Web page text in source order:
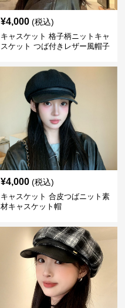
¥4,000 (税込)
キャスケット 格子柄ニットキャ
スケット つば付きレザー風帽子
¥4,000 (税込)
キャスケット 合皮つばニット素
材キャスケット帽